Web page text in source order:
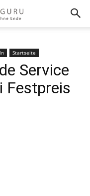
Startseite
Service
Festpreis